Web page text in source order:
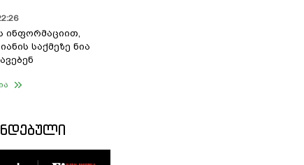
ინფორმაციით,
საქმეზე ნია